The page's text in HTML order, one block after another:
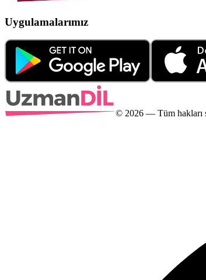
Uygulamalarımız
© 2026 — Tüm hakları